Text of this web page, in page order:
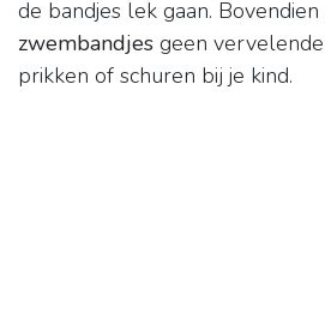
de bandjes lek gaan.
zwembandjes geen
prikken of schuren bij je kind.